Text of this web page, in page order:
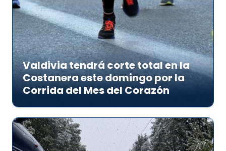
Valdivia tendrá corte total en la
Costanera este domingo por la
Corrida del Mes del Corazón